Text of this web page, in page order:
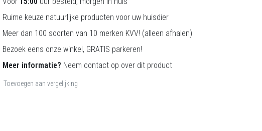
Ruime keuze natuurlijke producten voor uw huisdier
Meer dan 100 soorten van 10 merken KVV! (alleen afhalen)
Bezoek eens onze winkel, GRATIS parkeren!
Meer informatie? Neem contact op over dit product
Toevoegen aan vergelijking